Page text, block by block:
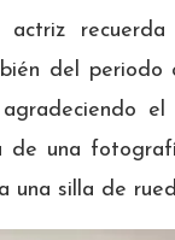
actriz
del periodo
de una
una silla de